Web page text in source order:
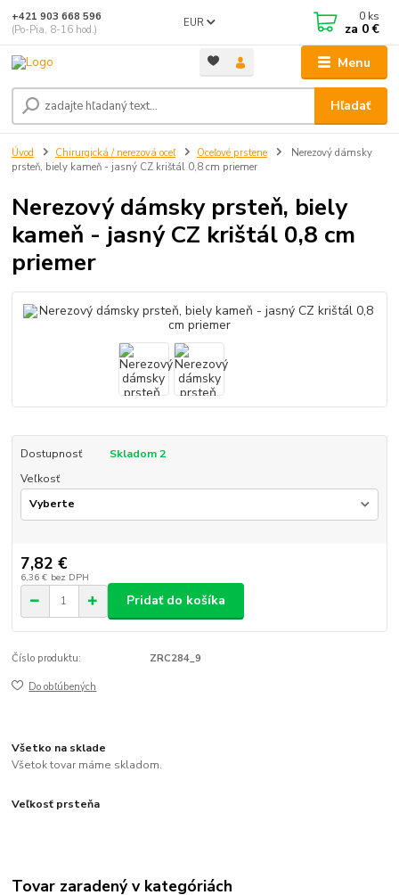
Menu
EUR
Hľadať
+421 903 668 596
(Po-Pia, 8-16 hod.)
0 ks
za 0 €
Úvod Chirurgická / nerezová oceľ Oceľové prstene
Nerezový dámsky
prsteň, biely kameň - jasný CZ krištál 0,8 cm priemer
Nerezový dámsky prsteň, biely
kameň - jasný CZ krištál 0,8 cm
priemer
Dostupnosť
Skladom 2
Veľkosť
7,82 €
6,36 € bez DPH
Pridať do košíka
Číslo produktu: ZRC284_9
Do obľúbených
Všetko na sklade
Všetok tovar máme skladom.
Veľkosť prsteňa
Tovar zaradený v kategóriách